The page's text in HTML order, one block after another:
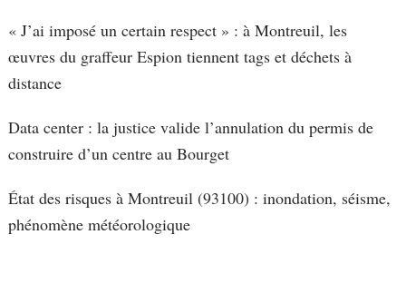
« J’ai imposé un certain respect » : à Montreuil, les
œuvres du graffeur Espion tiennent tags et déchets à
distance
Data center : la justice valide l’annulation du permis de
construire d’un centre au Bourget
État des risques à Montreuil (93100) : inondation, séisme,
phénomène météorologique